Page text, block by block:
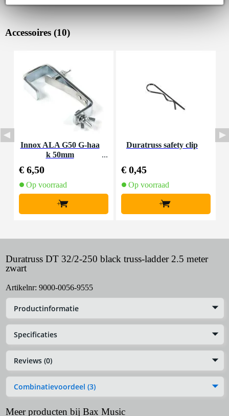
Accessoires (10)
Innox ALA G50 G-haa
k 50mm
€ 6,50
Op voorraad
+
Duratruss safety clip
€ 0,45
Op voorraad
+
Duratruss DT 32/2-250 black truss-ladder 2.5 meter
zwart
Artikelnr: 9000-0056-9555
Productinformatie
Specificaties
Reviews (0)
Combinatievoordeel (3)
Meer producten bij Bax Music